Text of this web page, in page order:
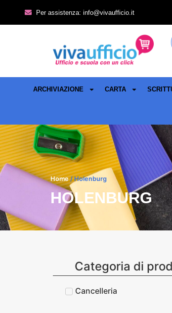
Per assistenza: info@vivaufficio.it
ARCHIVIAZIONE CARTA
Home/ Holenburg
HOLENBURG
Categoria di
Cancelleria